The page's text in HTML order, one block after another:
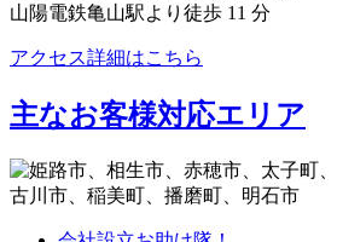
山陽電鉄亀山駅より徒歩 11 分
アクセス詳細はこちら
主なお客様対応エリア